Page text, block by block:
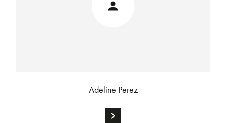
Adeline Perez
chevron_right